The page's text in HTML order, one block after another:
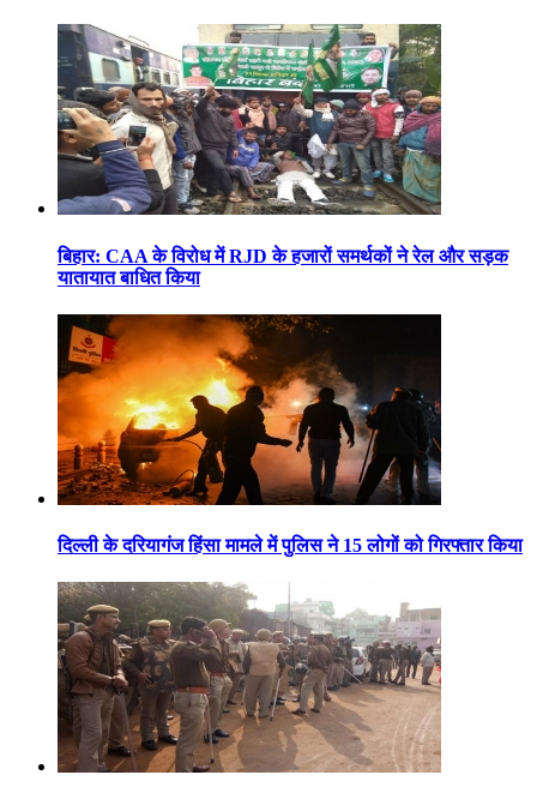
बिहार: CAA के विरोध में RJD के हजारों समर्थकों ने रेल और सड़क
यातायात बाधित किया
दिल्ली के दरियागंज हिंसा मामले में पुलिस ने 15 लोगों को गिरफ्तार किया